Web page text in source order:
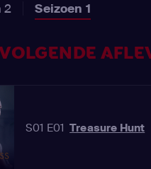
2 Seizoen 1
S01 E01 Treasure Hunt